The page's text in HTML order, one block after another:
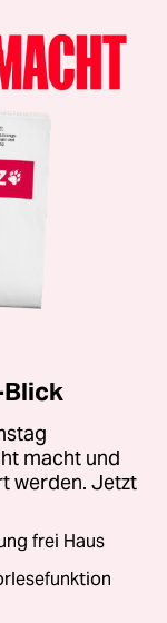
Blick
macht und
werden. Jetzt
frei Haus